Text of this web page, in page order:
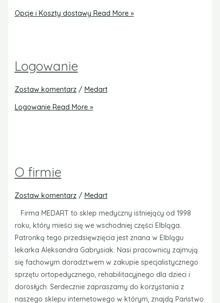
Opcje i Koszty dostawy Read More »
Logowanie
Zostaw komentarz / Medart
LogowanieRead More »
O firmie
Zostaw komentarz / Medart
Firma MEDART to sklep medyczny istniejący od 1998
roku, który mieści się we wschodniej części Elbląga.
Patronką tego przedsięwzięcia jest znana w Elblągu
lekarka Aleksandra Gabrysiak. Nasi pracownicy zajmują
się fachowym doradztwem w zakupie specjalistycznego
sprzętu ortopedycznego, rehabilitacyjnego dla dzieci i
dorosłych. Serdecznie zapraszamy do korzystania z
naszego sklepu internetowego w którym, znajdą Państwo